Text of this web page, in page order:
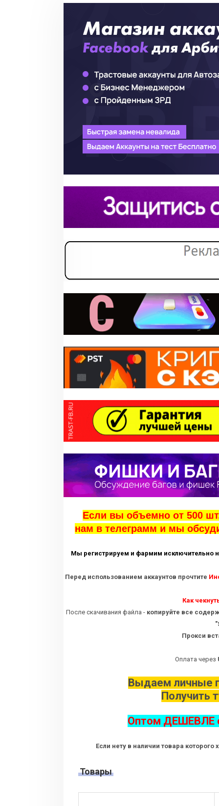
Если вы объемно от 500
нам в телеграмм и мы
Мы регистрируем и фармим исключительно
Перед использованием аккаунтов прочтите
Как
После скачивания файла - копируйте все
Прокси
Оплата через
Выдаем личные
Получить
Оптом ДЕШЕВЛЕ
Если нету в наличии товара
Товары